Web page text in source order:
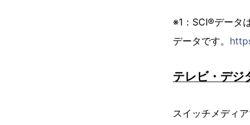
※1：SCI®データ
データです。
テレビ・デジ
スイッチメディ